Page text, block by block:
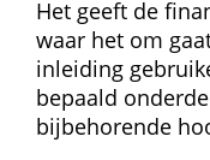
Het geeft de
waar het om
inleiding
bepaald
bijbehorende